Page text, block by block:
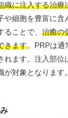
織に注入する治療
や細胞を豊富に含
ことで、 治癒の
きます。PRPは通
れます。注入部位
対象となります。